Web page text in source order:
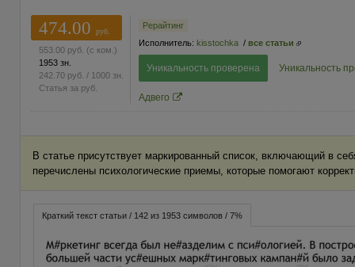
474.00
руб.
553.00 руб. (с ком.)
1953 зн.
242.70 руб. / 1000 зн.
Статья за руб.
Рерайтинг
Исполнитель: kisstochka / все статьи
Уникальность проверена Уникальность
Адвего
В статье присутствует маркированный список, включающий в
перечислены психологические приемы, которые помогают
Краткий текст статьи / 142 из 1953 символов / 7%